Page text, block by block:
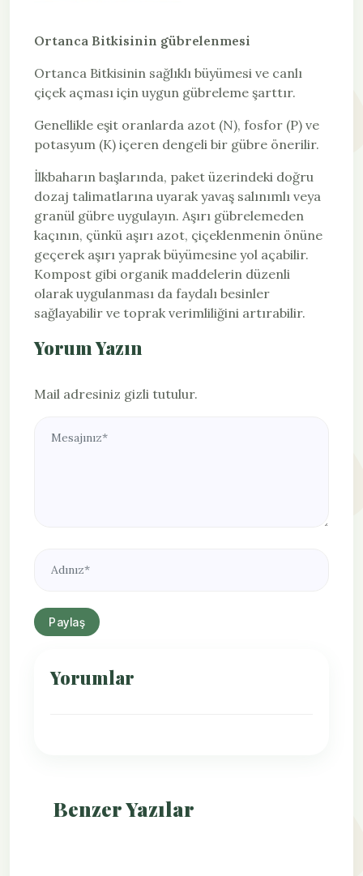
Ortanca Bitkisinin gübrelenmesi
Ortanca Bitkisinin sağlıklı büyümesi ve canlı
çiçek açması için uygun gübreleme şarttır.
Genellikle eşit oranlarda azot (N), fosfor (P) ve
potasyum (K) içeren dengeli bir gübre önerilir.
İlkbaharın başlarında, paket üzerindeki doğru
dozaj talimatlarına uyarak yavaş salınımlı veya
granül gübre uygulayın. Aşırı gübrelemeden
kaçının, çünkü aşırı azot, çiçeklenmenin önüne
geçerek aşırı yaprak büyümesine yol açabilir.
Kompost gibi organik maddelerin düzenli
olarak uygulanması da faydalı besinler
sağlayabilir ve toprak verimliliğini artırabilir.
Yorum Yazın
Mail adresiniz gizli tutulur.
Paylaş
Yorumlar
Benzer Yazılar